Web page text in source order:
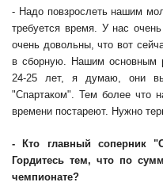
- Надо повзрослеть нашим
требуется время. У нас
очень довольны, что вот
в сборную. Нашим основным
24-25 лет, я думаю, они
"Спартаком". Тем более что
времени постареют. Нужно
- Кто главный соперник
Гордитесь тем, что по
чемпионате?